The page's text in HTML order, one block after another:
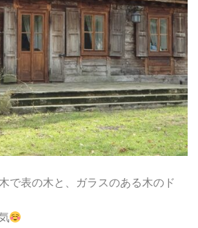
で表の木と、ガラスのある木のド